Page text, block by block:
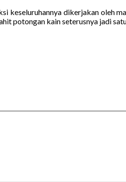
keseluruhannya dikerjakan oleh
potongan kain seterusnya jadi